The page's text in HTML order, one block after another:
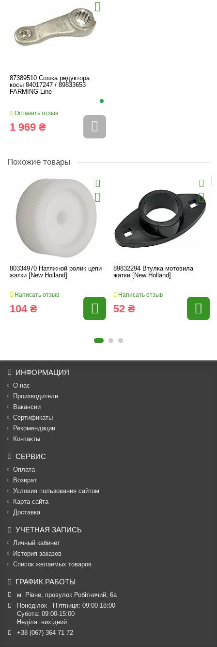
87389510 Сошка редуктора
косы 84017247 / 89833653
FARMING Line
Оставить отзыв
1 969 ₴
Похожие товары
80334970 Натяжной ролик цепи
жатки [New Holland]
Написать отзыв
104 ₴
89832294 Втулка мотовила
жатки [New Holland]
Написать отзыв
52 ₴
ИНФОРМАЦИЯ
О нас
Производители
Вакансии
Cертификаты
Рекомендации
Контакты
СЕРВИС
Оплата
Возврат
Условия пользования сайтом
Карта сайта
Доставка
УЧЕТНАЯ ЗАПИСЬ
Личный кабинет
История заказов
Список желаемых товаров
ГРАФИК РАБОТЫ
м. Рівне, провулок Робітничий, 6а
Понеділок - П’ятниця: 09:00-18:00
Субота: 09:00-15:00
Неділя: вихідний
+38 (067) 364 71 72